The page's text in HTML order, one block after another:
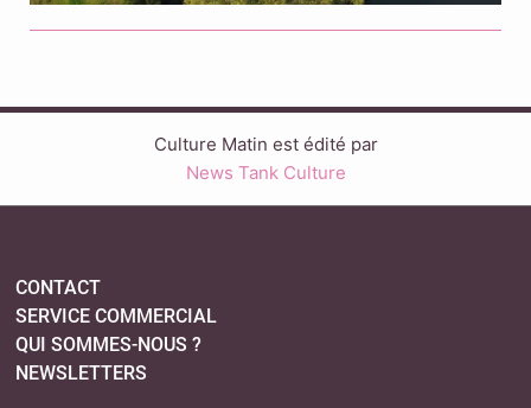
Culture Matin est édité par
News Tank Culture
CONTACT
SERVICE COMMERCIAL
QUI SOMMES-NOUS ?
NEWSLETTERS